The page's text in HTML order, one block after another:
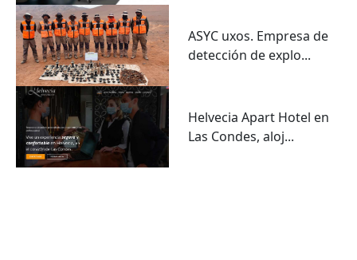
ASYC uxos. Empresa de
detección de explo...
Helvecia Apart Hotel en
Las Condes, aloj...